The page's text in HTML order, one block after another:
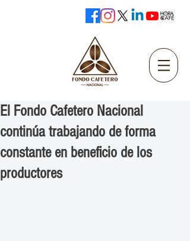
El Fondo Cafetero Nacional
continúa trabajando de forma
constante en beneficio de los
productores